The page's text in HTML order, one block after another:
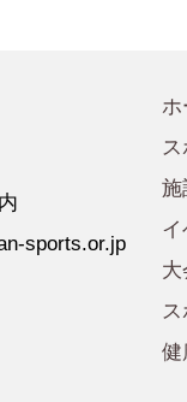
sports.or.jp
ホ
ス
施
ス
健